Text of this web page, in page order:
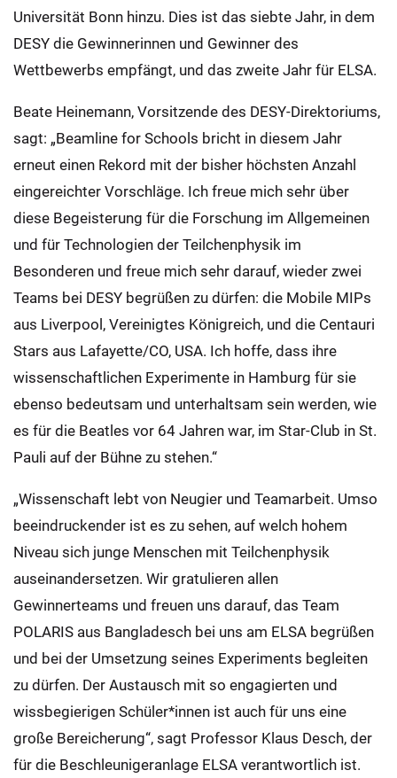
Universität Bonn hinzu. Dies ist das siebte Jahr, in dem
DESY die Gewinnerinnen und Gewinner des
Wettbewerbs empfängt, und das zweite Jahr für ELSA.
Beate Heinemann, Vorsitzende des DESY-Direktoriums,
sagt: „Beamline for Schools bricht in diesem Jahr
erneut einen Rekord mit der bisher höchsten Anzahl
eingereichter Vorschläge. Ich freue mich sehr über
diese Begeisterung für die Forschung im Allgemeinen
und für Technologien der Teilchenphysik im
Besonderen und freue mich sehr darauf, wieder zwei
Teams bei DESY begrüßen zu dürfen: die Mobile MIPs
aus Liverpool, Vereinigtes Königreich, und die Centauri
Stars aus Lafayette/CO, USA. Ich hoffe, dass ihre
wissenschaftlichen Experimente in Hamburg für sie
ebenso bedeutsam und unterhaltsam sein werden, wie
es für die Beatles vor 64 Jahren war, im Star-Club in St.
Pauli auf der Bühne zu stehen.“
„Wissenschaft lebt von Neugier und Teamarbeit. Umso
beeindruckender ist es zu sehen, auf welch hohem
Niveau sich junge Menschen mit Teilchenphysik
auseinandersetzen. Wir gratulieren allen
Gewinnerteams und freuen uns darauf, das Team
POLARIS aus Bangladesch bei uns am ELSA begrüßen
und bei der Umsetzung seines Experiments begleiten
zu dürfen. Der Austausch mit so engagierten und
wissbegierigen Schüler*innen ist auch für uns eine
große Bereicherung“, sagt Professor Klaus Desch, der
für die Beschleunigeranlage ELSA verantwortlich ist.